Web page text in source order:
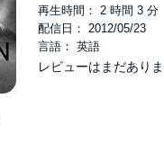
再生時間： 2 時間 3 分
配信日： 2012/05/23
言語： 英語
レビューはまだありま